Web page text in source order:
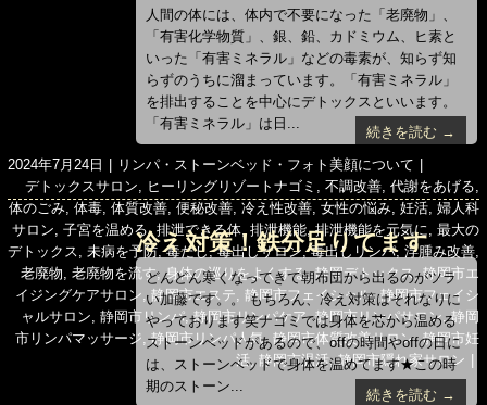
か？
人間の体には、体内で不要になった「老廃物」、
「有害化学物質」、銀、鉛、カドミウム、ヒ素と
いった「有害ミネラル」などの毒素が、知らず知
らずのうちに溜まっています。「有害ミネラル」
を排出することを中心にデトックスといいます。
「有害ミネラル」は日...
続きを読む →
投
日:
2024年7月24日
カ
テ
ゴ
リ
ー
リンパ・ストーンベッド・フォト美顔について
タ
グ
デトックスサロン ヒーリングリゾートナゴミ ,不調改善 ,代謝をあげる
体のごみ ,体毒 ,体質改善 ,便秘改善 ,冷え性改善 ,女性の悩み ,妊活 ,婦人科
サロン ,子宮を温める,排泄できる体 ,排泄機能,排泄機能を元気に ,最大の
デトックス
,未病を予防 ,毒だし,毒出しサロン ,毒出しリンパ,浮腫み改善
老廃物 ,老廃物を流す,身体の巡りをよくする,静岡デトックス,静岡市エ
イジングケアサロン ,静岡市エステ ,静岡市フェイシャル,静岡市フェイシ
ャルサロン ,静岡市リンパ,静岡市リンパケア,静岡市リンパサロン ,静岡
市リンパマッサージ ,静岡市リンパ人気,静岡市体質改善サロン,静岡市妊
活,静岡市温活,静岡市隠れ家サロン
冷え対策！鉄分足りてます
か？
どんどん寒くなってきて朝布団から出るのがツラ
い加藤です。。 もちろん、冷え対策はそれなりに
やっております笑ナゴミでは身体を芯から温める
ストーンベッドがあるので、offの時間やoffの日に
は、ストーンベッドで身体を温めてます★この時
期のストーン...
続きを読む →